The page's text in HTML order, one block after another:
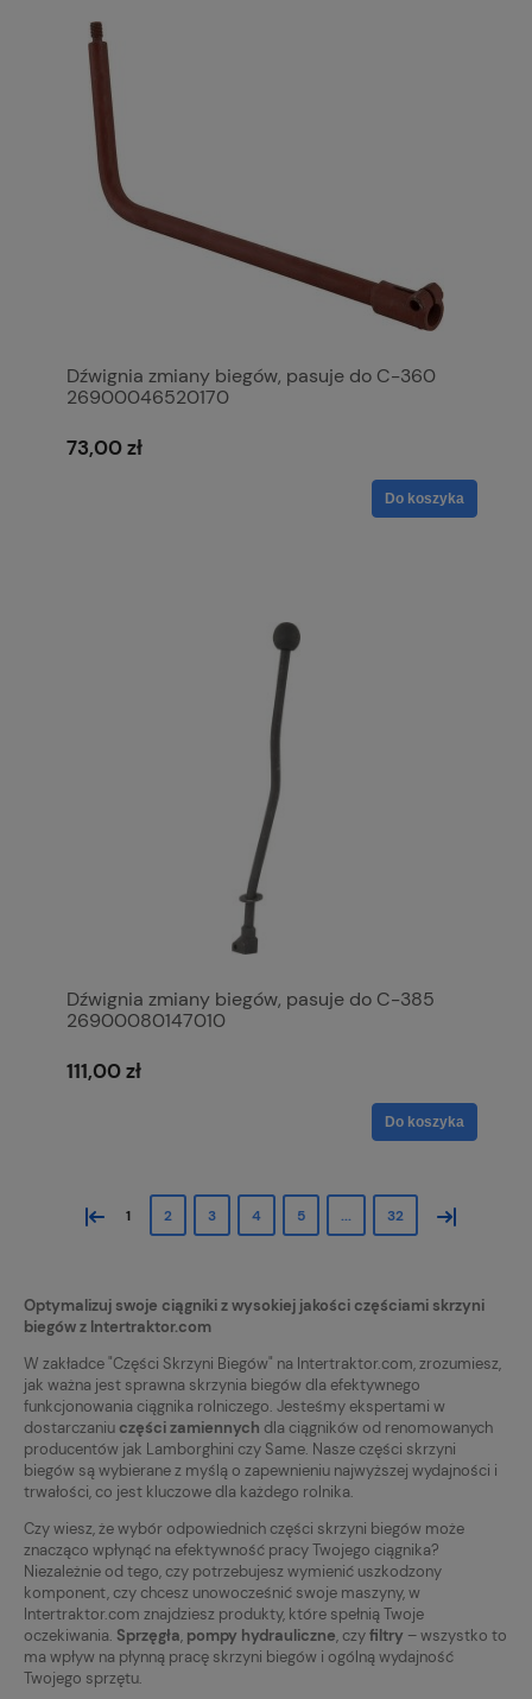
Dźwignia zmiany biegów, pasuje do C-360
26900046520170
73,00 zł
Do koszyka
Dźwignia zmiany biegów, pasuje do C-385
26900080147010
111,00 zł
Do koszyka
« 1 2 3 4 5 ... 32 »
Optymalizuj swoje ciągniki z wysokiej jakości częściami skrzyni
biegów z Intertraktor.com
W zakładce "Części Skrzyni Biegów" na Intertraktor.com, zrozumiesz,
jak ważna jest sprawna skrzynia biegów dla efektywnego
funkcjonowania ciągnika rolniczego. Jesteśmy ekspertami w
dostarczaniu części zamiennych dla ciągników od renomowanych
producentów jak Lamborghini czy Same. Nasze części skrzyni
biegów są wybierane z myślą o zapewnieniu najwyższej wydajności i
trwałości, co jest kluczowe dla każdego rolnika.
Czy wiesz, że wybór odpowiednich części skrzyni biegów może
znacząco wpłynąć na efektywność pracy Twojego ciągnika?
Niezależnie od tego, czy potrzebujesz wymienić uszkodzony
komponent, czy chcesz unowocześnić swoje maszyny, w
Intertraktor.com znajdziesz produkty, które spełnią Twoje
oczekiwania. Sprzęgła, pompy hydrauliczne, czyfiltry – wszystko to
ma wpływ na płynną pracę skrzyni biegów i ogólną wydajność
Twojego sprzętu.